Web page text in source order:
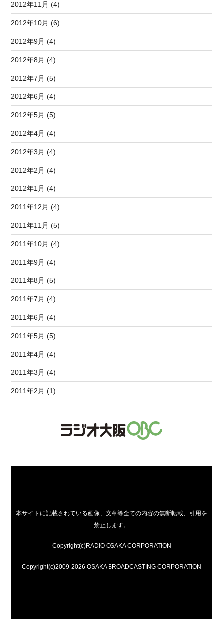
2012年11月 (4)
2012年10月 (6)
2012年9月 (4)
2012年8月 (4)
2012年7月 (5)
2012年6月 (4)
2012年5月 (5)
2012年4月 (4)
2012年3月 (4)
2012年2月 (4)
2012年1月 (4)
2011年12月 (4)
2011年11月 (5)
2011年10月 (4)
2011年9月 (4)
2011年8月 (5)
2011年7月 (4)
2011年6月 (4)
2011年5月 (5)
2011年4月 (4)
2011年3月 (4)
2011年2月 (1)
本サイトに記載されている画像、文章等全ての内容の無断転載、引用を
禁止します。
Copyright(c)RADIO OSAKA CORPORATION
Copyright(c)2009-2026 OSAKA BROADCASTING CORPORATION